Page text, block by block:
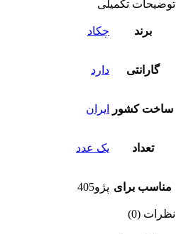
توضیحات تکمیلی
برند چکاد
گارانتی دارد
ساخت کشور ایران
تعداد یک عدد
مناسب برای پژو405
نظرات (0)